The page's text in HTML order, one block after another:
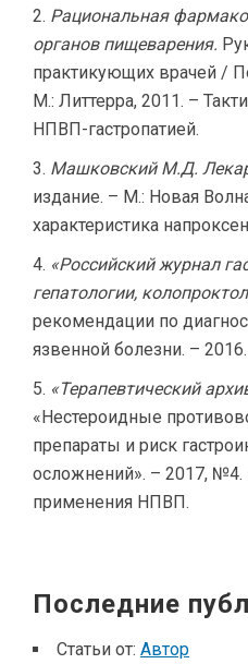
Рациональная
органов пищеварения.
практикующих врачей /
М.: Литтерра, 2011. –
НПВП-гастропатией.
Машковский М.Д.
издание. – М.: Новая
характеристика
«Российский журнал
гепатологии,
рекомендации по
язвенной болезни. – 2016.
«Терапевтический
«Нестероидные
препараты и риск
осложнений». – 2017, №4.
применения НПВП.
Последние
Статьи от: Автор